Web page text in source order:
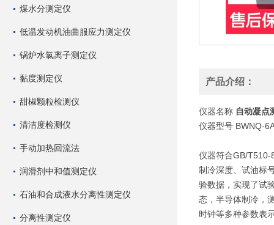
煤水分测定仪
低温发动机油曲服应力测定仪
锅炉水氯离子测定仪
黏度测定仪
甜椒颗粒检测仪
清洁度检测仪
手动加热回流法
润滑剂中和值测定仪
石油和合成液水分离性测定仪
分离性测定仪
产品介绍：
仪器名称 自动凝点
仪器型号 BWNQ-
仪器符合GB/T510-
制冷深度、试油标
验数据，实现了试
态，半导体制冷，
时钟等多种参数表